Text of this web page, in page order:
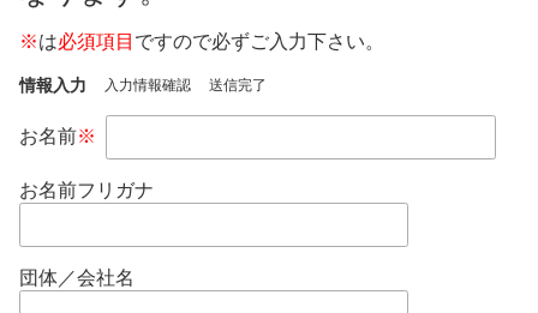
※は必須項目 ですので必ずご入力下さい。
情報入力 入力情報確認 送信完了
お名前※
お名前フリガナ
団体／会社名